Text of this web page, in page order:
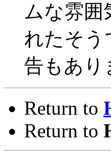
ムな雰囲
れたそう
告もあり
Return to
Return to